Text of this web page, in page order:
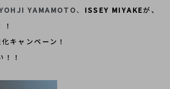
YAMAMOTO、 ISSEY MIYAKEが、
キャンペーン！
！